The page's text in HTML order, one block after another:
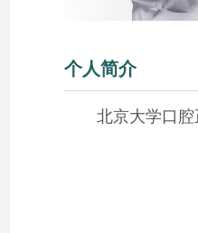
个人简介
北京大学口腔